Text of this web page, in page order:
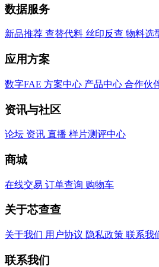
数据服务
新品推荐 查替代料 丝印反查 物料选
应用方案
数字FAE 方案中心 产品中心 合作伙
资讯与社区
论坛 资讯 直播 样片测评中心
商城
在线交易 订单查询 购物车
关于芯查查
关于我们 用户协议 隐私政策 联系我
联系我们